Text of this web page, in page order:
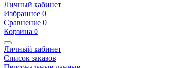
Личный кабинет
Избранное 0
Сравнение 0
Корзина 0
Личный кабинет
Список заказов